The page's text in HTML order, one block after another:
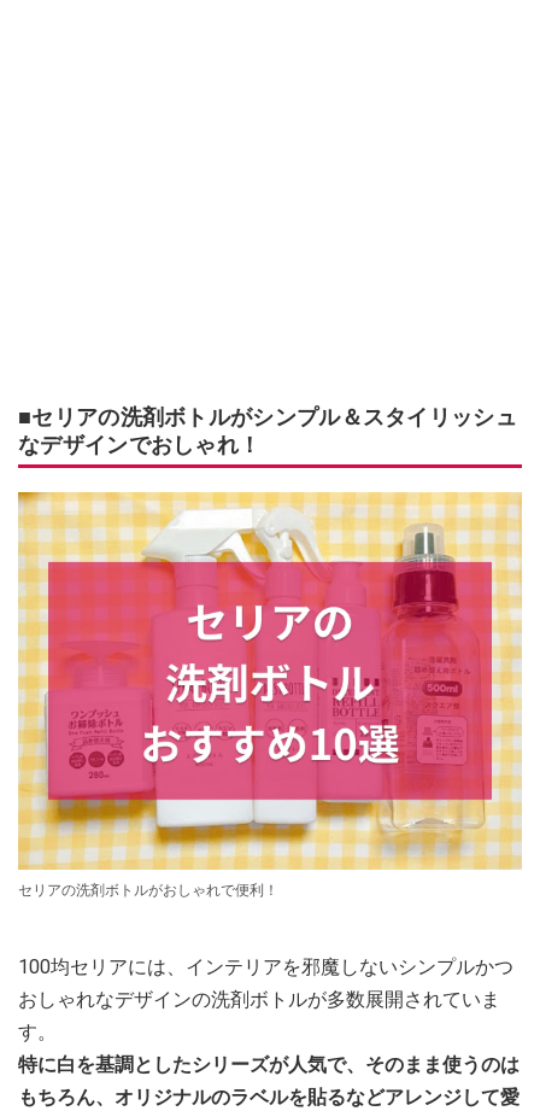
■セリアの洗剤ボトルがシンプル＆スタイリッシュ
なデザインでおしゃれ！
セリアの洗剤ボトルがおしゃれで便利！
100均セリアには、インテリアを邪魔しないシンプルかつ
おしゃれなデザインの洗剤ボトルが多数展開されていま
す。
特に白を基調としたシリーズが人気で、そのまま使うのは
もちろん、オリジナルのラベルを貼るなどアレンジして愛